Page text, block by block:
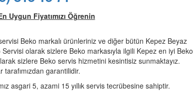
Uygun Fiyatımızı Öğrenin
Beko markalı ürünleriniz ve diğer bütün Kepez Beyaz
olarak sizlere Beko markasıyla ilgili Kepez en iyi Beko
sizlere Beko servis hizmetini kesintisiz sunmaktayız.
garantilidir.
asgari 5, azami 15 yıllık servis tecrübesine sahiptir.